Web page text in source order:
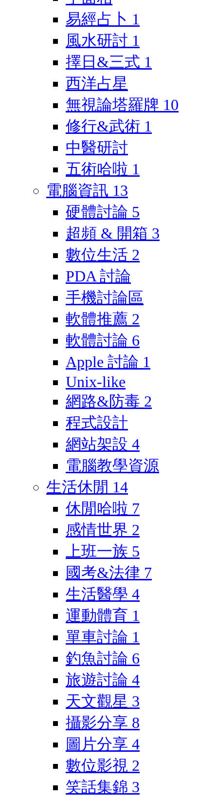
易經占卜 1
風水研討 1
擇日&三式 1
西洋占星
無視論塔羅牌 10
修行&武術 1
中醫研討
五術哈啦 1
電腦資訊 13
硬體討論 5
超頻 & 開箱 3
數位生活 2
PDA 討論
手機討論區
軟體推薦 2
軟體討論 6
Apple 討論 1
Unix-like
網路&防毒 2
程式設計
網站架設 4
電腦教學資源
生活休閒 14
休閒哈啦 7
感情世界 2
上班一族 5
國考&法律 7
生活醫學 4
運動體育 1
單車討論 1
釣魚討論 6
旅遊討論 4
天文觀星 3
攝影分享 8
圖片分享 4
數位影視 2
笑話集錦 3